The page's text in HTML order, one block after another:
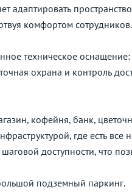
адаптировать
комфортом сотрудников.
техническое
охрана и контроль
кофейня, банк,
где есть
доступности, что
подземный паркинг.